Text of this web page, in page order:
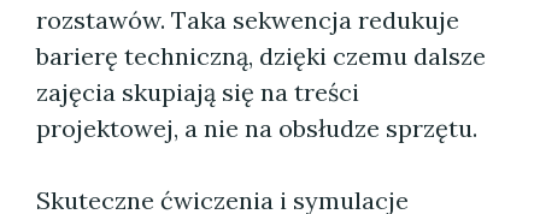
rozstawów. Taka sekwencja redukuje
barierę techniczną, dzięki czemu dalsze
zajęcia skupiają się na treści
projektowej, a nie na obsłudze sprzętu.
Skuteczne ćwiczenia i symulacje